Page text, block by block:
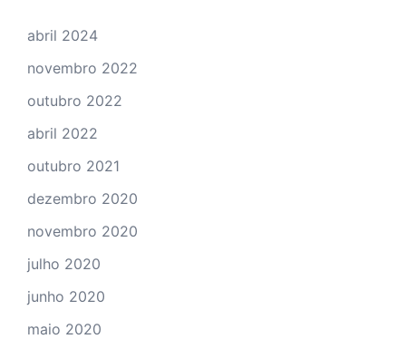
abril 2024
novembro 2022
outubro 2022
abril 2022
outubro 2021
dezembro 2020
novembro 2020
julho 2020
junho 2020
maio 2020